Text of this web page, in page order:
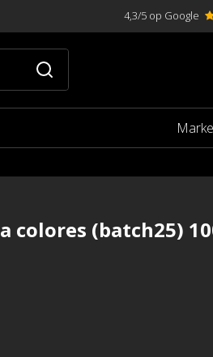
4,3/5 op Google
colores (batch25)